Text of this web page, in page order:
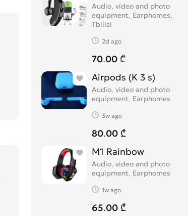
Audio, video and photo
equipment, Earphomes
Tbilisi
2d ago
70.00 ₾
Airpods (K 3 s)
Audio, video and photo
equipment, Earphomes
3w ago
80.00 ₾
M1 Rainbow
Audio, video and photo
equipment, Earphomes
1w ago
65.00 ₾